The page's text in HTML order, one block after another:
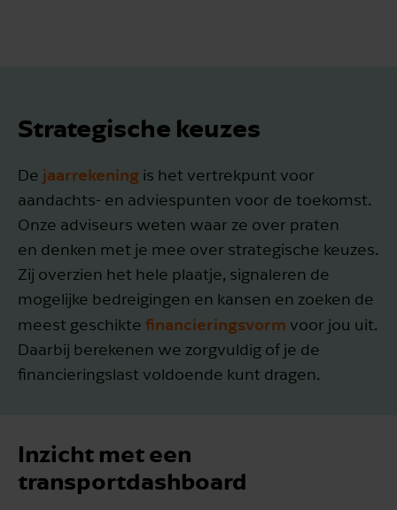
Strategische keuzes
De jaarrekening is het vertrekpunt voor
aandachts- en adviespunten voor de toekomst.
Onze adviseurs weten waar ze over praten
en denken met je mee over strategische keuzes.
Zij overzien het hele plaatje, signaleren de
mogelijke bedreigingen en kansen en zoeken de
meest geschikte financieringsvorm voor jou uit.
Daarbij berekenen we zorgvuldig of je de
financieringslast voldoende kunt dragen.
Inzicht met een
transportdashboard